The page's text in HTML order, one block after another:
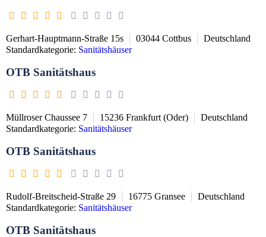
Gerhart-Hauptmann-Straße 15s 03044 Cottbus
Deutschland
Standardkategorie: Sanitätshäuser
OTB Sanitätshaus
Müllroser Chaussee 7 15236 Frankfurt (Oder)
Deutschland
Standardkategorie: Sanitätshäuser
OTB Sanitätshaus
Rudolf-Breitscheid-Straße 29 16775 Gransee
Deutschland
Standardkategorie: Sanitätshäuser
OTB Sanitätshaus